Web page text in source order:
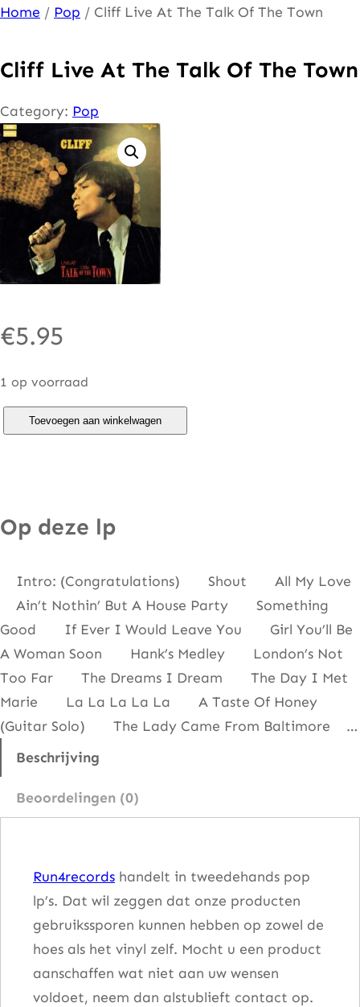
Ga
de
inhoud
Home / Pop / Cliff Live At The Talk Of The Town
Cliff Live At The Talk Of The Town
Category: Pop
€5.95
1 op voorraad
L
A
t
T
h
e
a
Toevoegen aan winkelwagen
Op deze lp
Intro: (Congratulations) Shout All My Love
Ain’t Nothin’ But A House Party Something
Good If Ever I Would Leave You Girl You’ll Be
A Woman Soon Hank’s Medley London’s Not
Too Far The Dreams I Dream The Day I Met
Marie La La La La La A Taste Of Honey
(Guitar Solo) The Lady Came From Baltimore …
Beschrijving
Beoordelingen (0)
Run4records handelt in tweedehands pop
lp’s. Dat wil zeggen dat onze producten
gebruikssporen kunnen hebben op zowel de
hoes als het vinyl zelf. Mocht u een product
aanschaffen wat niet aan uw wensen
voldoet, neem dan alstublieft contact op.